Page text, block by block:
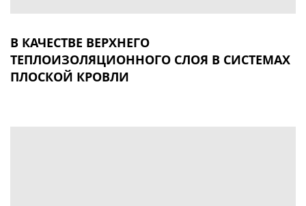
В КАЧЕСТВЕ ВЕРХНЕГО
ТЕПЛОИЗОЛЯЦИОННОГО СЛОЯ В СИСТЕМАХ
ПЛОСКОЙ КРОВЛИ